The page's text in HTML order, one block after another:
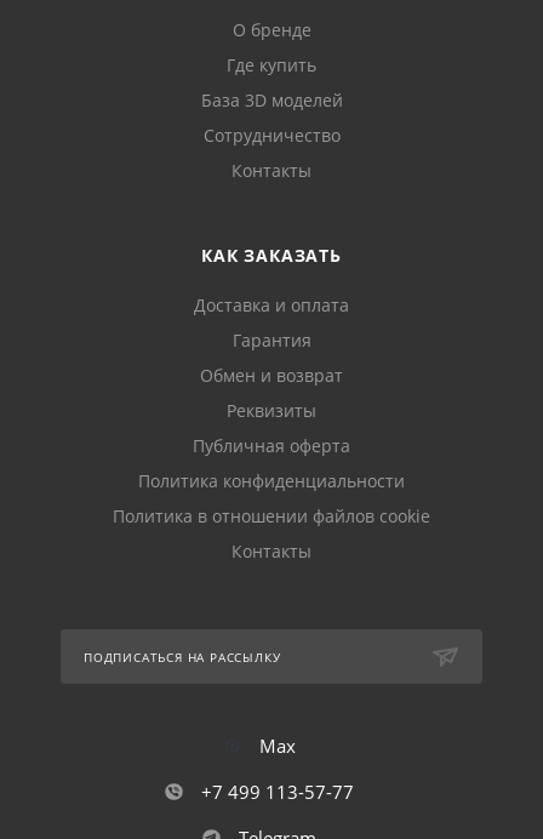
О бренде
Где купить
База 3D моделей
Сотрудничество
Контакты
КАК ЗАКАЗАТЬ
Доставка и оплата
Гарантия
Обмен и возврат
Реквизиты
Публичная оферта
Политика конфиденциальности
Политика в отношении файлов cookie
Контакты
ПОДПИСАТЬСЯ НА РАССЫЛКУ
Max
+7 499 113-57-77